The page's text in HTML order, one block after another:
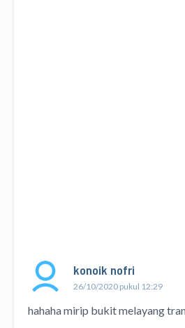
konoik nofri
26/10/2020 pukul 12:29
hahaha mirip bukit melayang